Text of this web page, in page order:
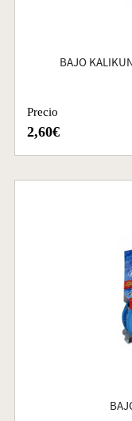
BAJO
Precio
2,60€